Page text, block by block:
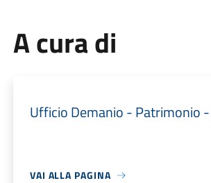
A cura di
Ufficio Demanio - Patrimonio
VAI ALLA PAGINA